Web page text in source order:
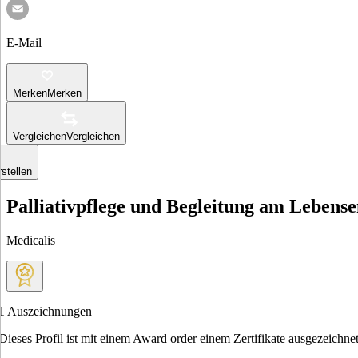
E-Mail
MerkenMerken
VergleichenVergleichen
Palliativpflege und Begleitung am
Medicalis
Auszeichnungen
Profil ist mit einem Award order einem Zertifikate